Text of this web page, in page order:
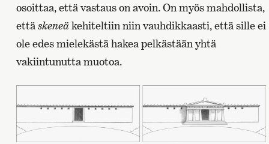
osoittaa, että vastaus on avoin. On myös mahdollista,
ettäskeneäkehiteltiin niin vauhdikkaasti, että sille ei
ole edes mielekästä hakea pelkästään yhtä
vakiintunutta muotoa.